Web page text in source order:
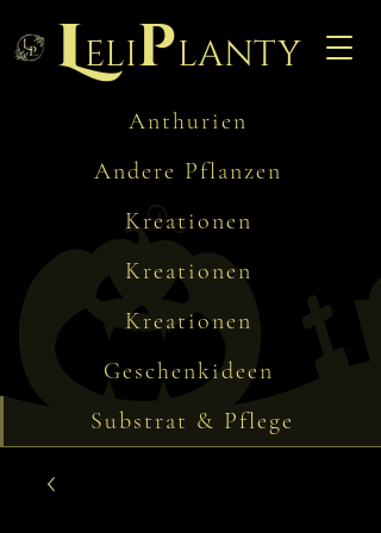
Leliplanty
Anthurien
Andere Pflanzen
Kreationen
Kreationen
Kreationen
Geschenkideen
Substrat & Pflege